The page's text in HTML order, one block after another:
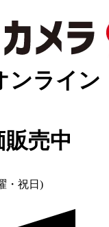
ンライン
売中
・祝日)